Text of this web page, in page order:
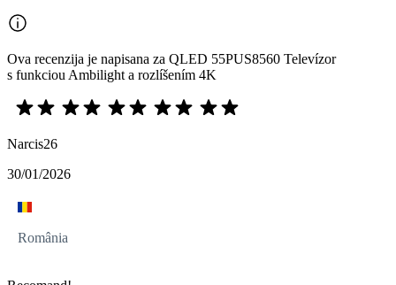
Ova recenzija je napisana za QLED 55PUS8560 Televízor
s funkciou Ambilight a rozlíšením 4K
Narcis26
30/01/2026
România